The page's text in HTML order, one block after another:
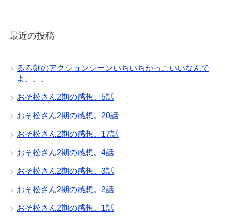
最近の投稿
るろ剣のアクションシーンいちいちかっこいいなんで
よ、、、
おそ松さん2期の感想。5話
おそ松さん2期の感想。20話
おそ松さん2期の感想。17話
おそ松さん2期の感想。4話
おそ松さん2期の感想。3話
おそ松さん2期の感想。2話
おそ松さん2期の感想。1話